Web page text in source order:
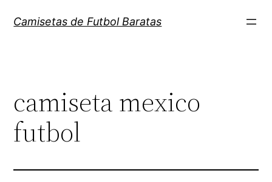
Camisetas de Futbol Baratas
camiseta mexico
futbol